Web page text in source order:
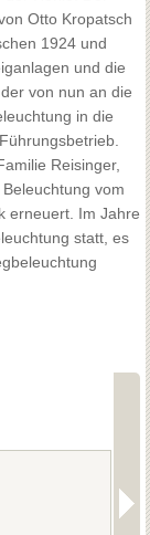
Otto Kropatsch
1924 und
und die
von nun an die
in die
Reisinger,
vom
erneuert. Im Jahre
statt, es